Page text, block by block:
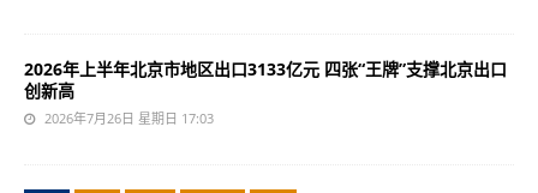
2026年上半年北京市地区出口3133亿元 四张“王牌”支撑北京出口
创新高
2026年7月26日 星期日 17:03